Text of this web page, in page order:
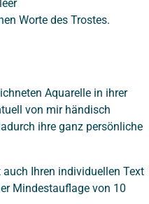
Worte des Trostes.
Aquarelle in ihrer
von mir händisch
ihre ganz persönliche
Ihren individuellen Text
Mindestauflage von 10